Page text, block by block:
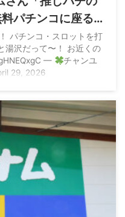
パチンコに座る
してしまうwww
パチンコ・スロットを打
湯沢だって〜！ お近くの
—
チャンユ
29, 2026